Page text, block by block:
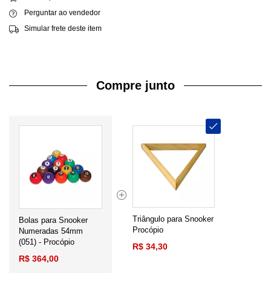
Perguntar ao vendedor
Simular frete deste item
Compre junto
Bolas para Snooker
Numeradas 54mm
(051) - Procópio
R$ 364,00
Triângulo para Snooker
Procópio
R$ 34,30